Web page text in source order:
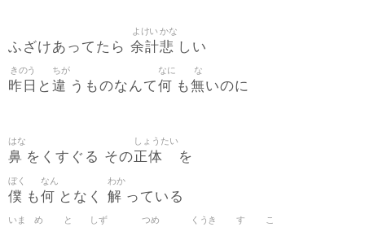
ふざけあってたら 余計
よけい
悲
かな
しい
昨日
きのう
と 違
ちが
うものなんて何
なに
も無
な
いのに
鼻
はな
をくすぐる その 正体
しょうたい
を
僕
ぼく
も何
なん
となく 解
わか
っている
いま め と しず つめ くうき す こ